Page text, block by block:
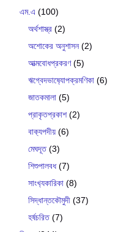
এম.এ (100)
অর্থশাস্ত্র (2)
অশোকের অনুশাসন(2)
আত্মবোধপ্রকরণ(5)
ঋগ্বেদভাষ‍্যোপক্রমণিকা (6)
জাতকমালা (5)
প্রাকৃতপ্রকাশ(2)
বাক‍্যপদীয় (6)
মেঘদূত(3)
শিশুপালবধ(7)
সাংখ‍্যকারিকা (8)
সিদ্ধান্তকৌমুদী (37)
হর্ষচরিত(7)